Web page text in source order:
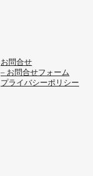
お問合せ
– お問合せフォーム
プライバシーポリシー